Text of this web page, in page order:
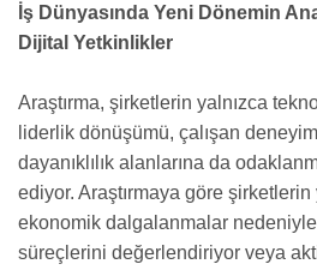
İş Dünyasında Yeni Dönemin
Dijital Yetkinlikler
Araştırma, şirketlerin yalnızca
liderlik dönüşümü, çalışan
dayanıklılık alanlarına da
ediyor. Araştırmaya göre
ekonomik dalgalanmalar
süreçlerini değerlendiriyor veya